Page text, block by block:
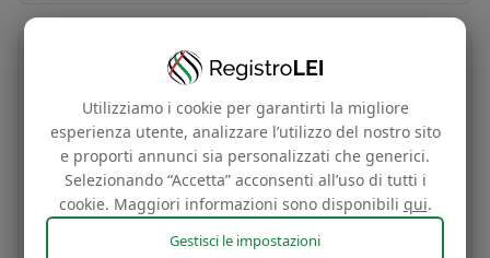
Trasferisci e rinnova il codice LEI
50€/anno
Trasferisci e rinnova il tuo codice LEI per
beneficiare dei nostri piani pluriennale.
Utilizziamo i cookie per garantirti la migliore
esperienza utente, analizzare l’utilizzo del nostro sito
e proporti annunci sia personalizzati che generici.
Selezionando “Accetta” acconsenti all’uso di tutti i
cookie. Maggiori informazioni sono disponibili qui.
Gestisci le impostazioni